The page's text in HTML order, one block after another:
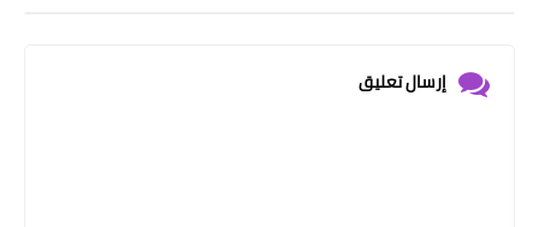
إرسال تعليق